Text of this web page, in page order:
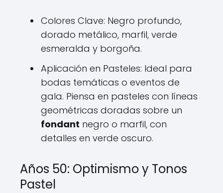
Colores Clave: Negro profundo,
dorado metálico, marfil, verde
esmeralda y borgoña.
Aplicación en Pasteles: Ideal para
bodas temáticas o eventos de
gala. Piensa en pasteles con líneas
geométricas doradas sobre un
fondant negro o marfil, con
detalles en verde oscuro.
Años 50: Optimismo y Tonos
Pastel